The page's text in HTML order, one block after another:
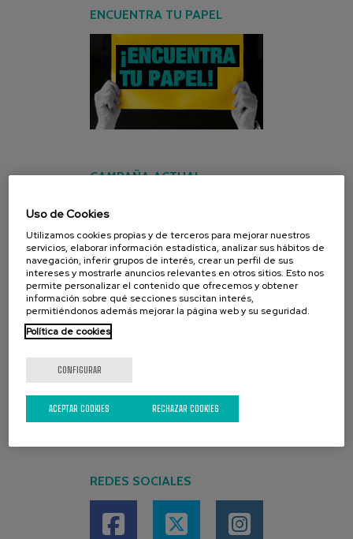
ENCUENTRA TU PAPEL
CAMPAÑA ACTUAL
REDES SOCIALES
Uso de Cookies
Utilizamos cookies propias y de terceros para mejorar nuestros
servicios, elaborar información estadística, analizar sus hábitos de
navegación, inferir grupos de interés, crear un perfil de sus
intereses y mostrarle anuncios relevantes en otros sitios. Esto nos
permite personalizar el contenido que ofrecemos y obtener
información sobre qué secciones suscitan interés,
permitiéndonos además mejorar la página web y su seguridad.
Política de cookies
CONFIGURAR
RECHAZAR COOKIES
ACEPTAR COOKIES